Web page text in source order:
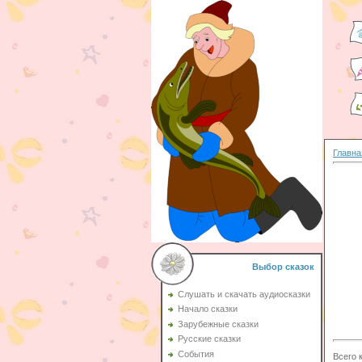
Выбор сказок
Слушать и скачать аудиосказки
Начало сказки
Зарубежные сказки
Русские сказки
События
Всего